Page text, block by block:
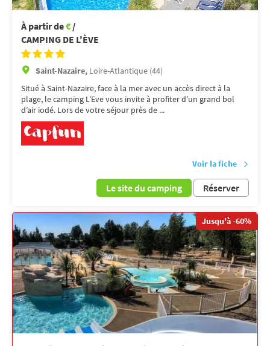
À partir de€ /
CAMPING DE L'ÈVE
Saint-Nazaire, Loire-Atlantique (44)
Situé à Saint-Nazaire, face à la mer avec un accès direct à la
plage, le camping L’Eve vous invite à profiter d’un grand bol
d’air iodé. Lors de votre séjour près de ...
Voir la fiche
Le site du camping Réserver
Jusqu'à -60%